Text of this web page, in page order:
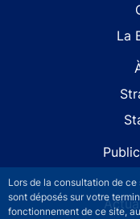
Lors de la consultation de
sont déposés sur votre
fonctionnement de ce site,
La